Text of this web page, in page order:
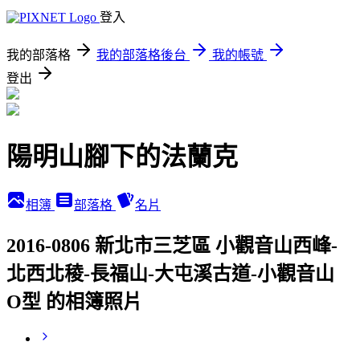
登入
我的部落格 我的部落格後台
我的帳號
登出
陽明山腳下的法蘭克
相簿 部落格 名片
2016-0806 新北市三芝區 小觀音山西峰-
北西北稜-長福山-大屯溪古道-小觀音山
O型 的相簿照片